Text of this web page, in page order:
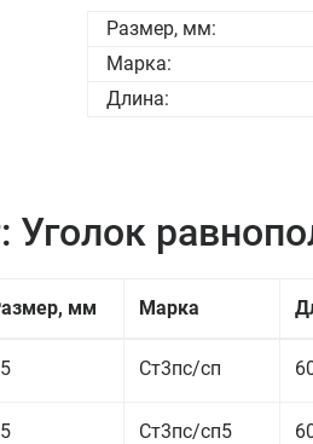
Размер, мм:
Марка:
Длина:
Уголок
мм Марка
Ст3пс/сп
Ст3пс/сп5